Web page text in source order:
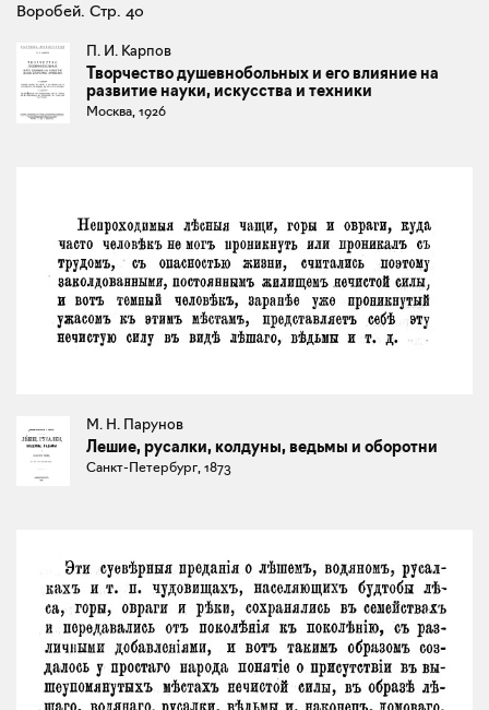
Воробей. Стр. 40
П. И. Карпов
Творчество душевнобольных и его влияние на
развитие науки, искусства и техники
Москва, 1926
М. Н. Парунов
Лешие, русалки, колдуны, ведьмы и оборотни
Санкт-Петербург, 1873